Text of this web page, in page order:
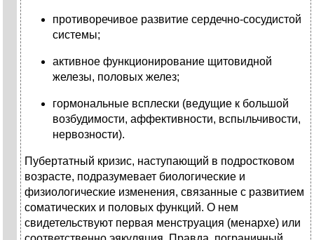
противоречивое развитие сердечно-сосудистой
системы;
активное функционирование щитовидной
железы, половых желез;
гормональные всплески (ведущие к большой
возбудимости, аффективности, вспыльчивости,
нервозности).
Пубертатный кризис, наступающий в подростковом
возрасте, подразумевает биологические и
физиологические изменения, связанные с развитием
соматических и половых функций. О нем
свидетельствуют первая менструация (менархе) или